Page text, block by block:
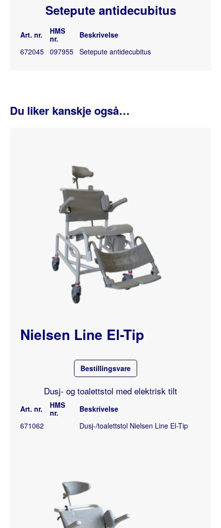
Setepute antidecubitus
Art. nr.
HMS
nr.
Beskrivelse
672045 097955 Setepute antidecubitus
Du liker kanskje også…
Nielsen Line El-Tip
Bestillingsvare
Dusj- og toalettstol med elektrisk tilt
Art. nr.
HMS
nr.
Beskrivelse
671062
Dusj-/toalettstol Nielsen Line El-Tip